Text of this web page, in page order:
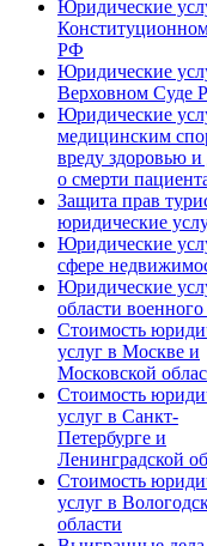
Юридические
РФ
Юридические
Верховном Суде
Юридические
медицинским
вреду здоровью и
о смерти
Защита прав
юридические
Юридические
сфере
Юридические
области военного
Стоимость
услуг в Москве и
Московской
Стоимость
услуг в Санкт-
Петербурге и
Ленинградской
Стоимость
услуг в
области